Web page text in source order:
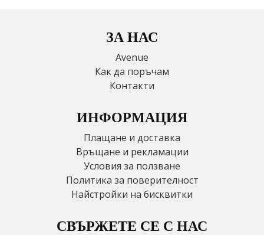
ЗА НАС
Avenue
Как да поръчам
Контакти
ИНФОРМАЦИЯ
Плащане и доставка
Връщане и рекламации
Условия за ползване
Политика за поверителност
Найстройки на бисквитки
СВЪРЖЕТЕ СЕ С НАС